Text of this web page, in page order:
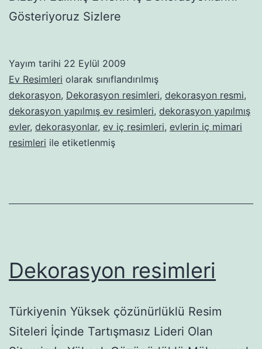
Gösteriyoruz Sizlere
Yayım tarihi 22 Eylül 2009
Ev Resimleri olarak sınıflandırılmış
dekorasyon, Dekorasyon resimleri, dekorasyon resmi,
dekorasyon yapılmış ev resimleri, dekorasyon yapılmış
evler, dekorasyonlar, ev iç resimleri, evlerin iç mimari
resimleri ile etiketlenmiş
Dekorasyon resimleri
Türkiyenin Yüksek çözünürlüklü Resim
Siteleri İçinde Tartışmasız Lideri Olan